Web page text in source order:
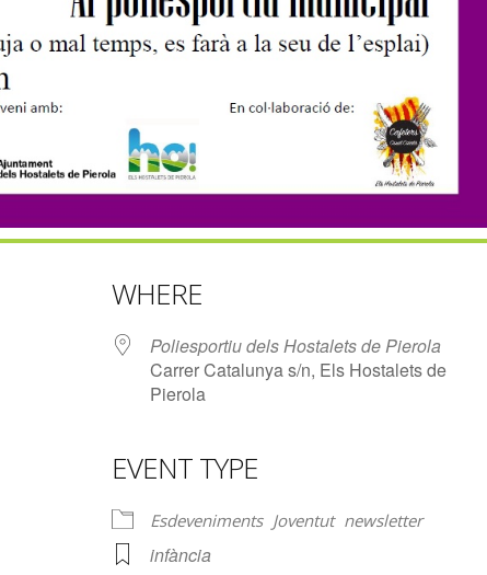
Google Calendar iCalendar
WHERE
Poliesportiu dels Hostalets de Pierola
Carrer Catalunya s/n, Els Hostalets de
Pierola
EVENT TYPE
Esdeveniments Joventut newsletter
infància